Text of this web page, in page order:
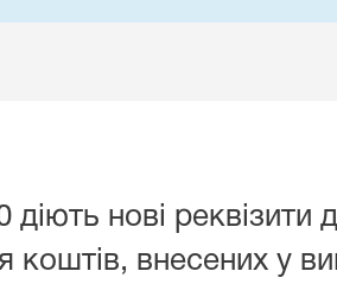
діють нові реквізити
коштів, внесених у